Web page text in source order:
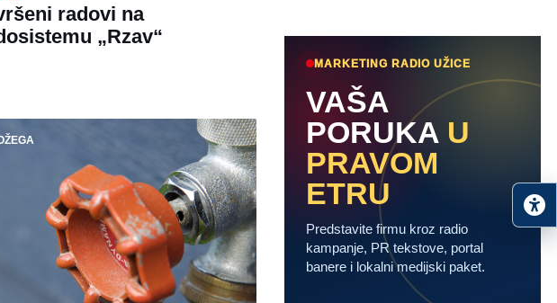
radovi na
„Rzav“
MARKETING RADIO UŽICE
VAŠA
PORUKA U
PRAVOM
ETRU
Predstavite firmu kroz radio
kampanje, PR tekstove, portal
banere i lokalni medijski paket.